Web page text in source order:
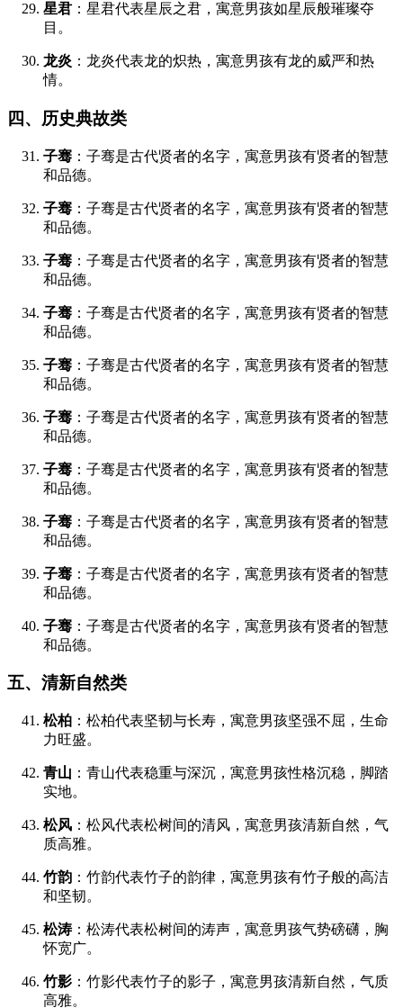
星君 ：星君代表星辰之君，寓意男孩如星辰般璀璨夺
目。
龙炎 ：龙炎代表龙的炽热，寓意男孩有龙的威严和热
情。
四、历史典故类
子骞 ：子骞是古代贤者的名字，寓意男孩有贤者的智慧
和品德。
子骞 ：子骞是古代贤者的名字，寓意男孩有贤者的智慧
和品德。
子骞 ：子骞是古代贤者的名字，寓意男孩有贤者的智慧
和品德。
子骞 ：子骞是古代贤者的名字，寓意男孩有贤者的智慧
和品德。
子骞 ：子骞是古代贤者的名字，寓意男孩有贤者的智慧
和品德。
子骞 ：子骞是古代贤者的名字，寓意男孩有贤者的智慧
和品德。
子骞 ：子骞是古代贤者的名字，寓意男孩有贤者的智慧
和品德。
子骞 ：子骞是古代贤者的名字，寓意男孩有贤者的智慧
和品德。
子骞 ：子骞是古代贤者的名字，寓意男孩有贤者的智慧
和品德。
子骞 ：子骞是古代贤者的名字，寓意男孩有贤者的智慧
和品德。
五、清新自然类
松柏 ：松柏代表坚韧与长寿，寓意男孩坚强不屈，生命
力旺盛。
青山 ：青山代表稳重与深沉，寓意男孩性格沉稳，脚踏
实地。
松风 ：松风代表松树间的清风，寓意男孩清新自然，气
质高雅。
竹韵 ：竹韵代表竹子的韵律，寓意男孩有竹子般的高洁
和坚韧。
松涛：松涛代表松树间的涛声，寓意男孩气势磅礴，胸
怀宽广。
竹影 ：竹影代表竹子的影子，寓意男孩清新自然，气质
高雅。